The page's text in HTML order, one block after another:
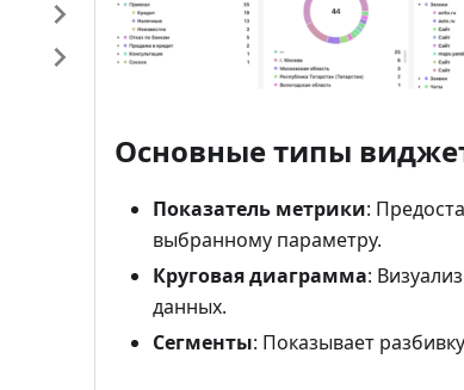
Основные типы
Показатель метрики:
выбранному параметру.
Круговая диаграмма:
данных.
Сегменты: Показывает